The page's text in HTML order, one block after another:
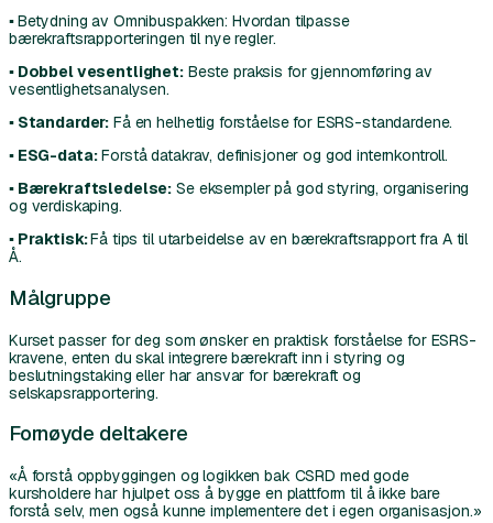
▪Betydning av Omnibuspakken: Hvordan tilpasse
bærekraftsrapporteringen til nye regler.
▪ Dobbel vesentlighet:Beste praksis for gjennomføring av
vesentlighetsanalysen.
▪ Standarder: Få en helhetlig forståelse for ESRS-standardene.
▪ ESG-data:Forstå datakrav, definisjoner og god internkontroll.
▪ Bærekraftsledelse: Se eksempler på god styring, organisering
og verdiskaping.
▪ Praktisk:Få tips til utarbeidelse av en bærekraftsrapport fra A til
Å.
Målgruppe
Kurset passer for deg som ønsker en praktisk forståelse for ESRS-
kravene, enten du skal integrere bærekraft inn i styring og
beslutningstaking eller har ansvar for bærekraft og
selskapsrapportering.
Fornøyde deltakere
«Å forstå oppbyggingen og logikken bak CSRD med gode
kursholdere har hjulpet oss å bygge en plattform til å ikke bare
forstå selv, men også kunne implementere det i egen organisasjon.»